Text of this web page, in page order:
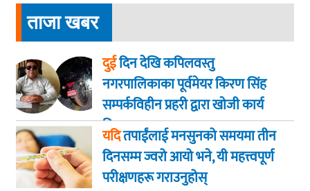
ताजा खबर
दुईदिन देखि कपिलवस्तु
नगरपालिकाका पूर्वमेयर किरण सिंह
सम्पर्कविहीन प्रहरी द्वारा खाेजी कार्य
तिब्रता
यदितपाईंलाई मनसुनको समयमा तीन
दिनसम्म ज्वरो आयो भने, यी महत्त्वपूर्ण
परीक्षणहरू गराउनुहोस्